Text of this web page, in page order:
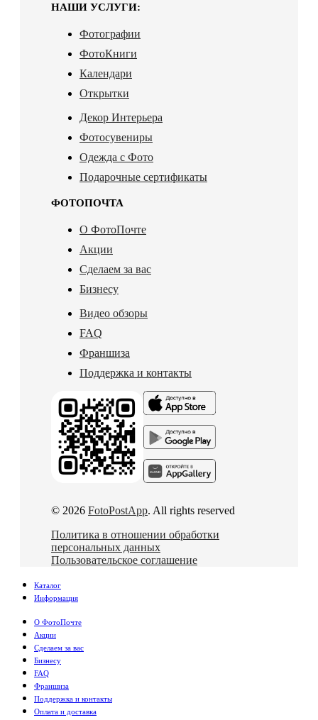
НАШИ УСЛУГИ:
Фотографии
ФотоКниги
Календари
Открытки
Декор Интерьера
Фотосувениры
Одежда с Фото
Подарочные сертификаты
ФОТОПОЧТА
О ФотоПочте
Акции
Сделаем за вас
Бизнесу
Видео обзоры
FAQ
Франшиза
Поддержка и контакты
© 2026 FotoPostApp. All rights reserved
Политика в отношении обработки
персональных данных
Пользовательское соглашение
Каталог
Информация
О ФотоПочте
Акции
Сделаем за вас
Бизнесу
FAQ
Франшиза
Поддержка и контакты
Оплата и доставка